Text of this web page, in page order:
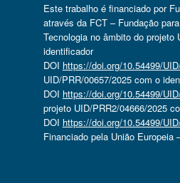
Este trabalho é financiado por
através da FCT – Fundação
Tecnologia no âmbito do projeto
identificador
DOI https://doi.org/10.54499/
UID/PRR/00657/2025 com o
DOI https://doi.org/10.54499/
projeto UID/PRR2/04666/2025
DOI https://doi.org/10.54499/
Financiado pela União Europeia